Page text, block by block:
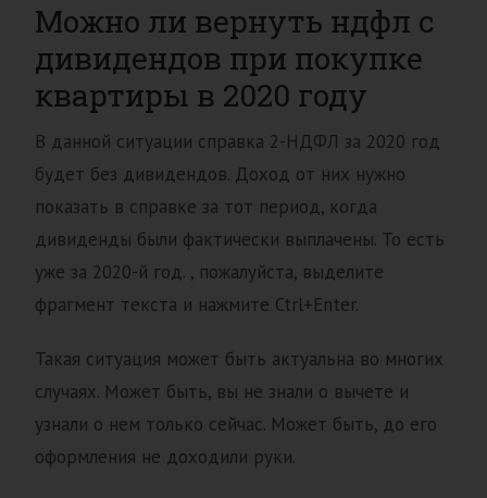
Можно ли вернуть ндфл с
дивидендов при покупке
квартиры в 2020 году
В данной ситуации справка 2-НДФЛ за 2020 год
будет без дивидендов. Доход от них нужно
показать в справке за тот период, когда
дивиденды были фактически выплачены. То есть
уже за 2020-й год. , пожалуйста, выделите
фрагмент текста и нажмите Ctrl+Enter.
Такая ситуация может быть актуальна во многих
случаях. Может быть, вы не знали о вычете и
узнали о нем только сейчас. Может быть, до его
оформления не доходили руки.